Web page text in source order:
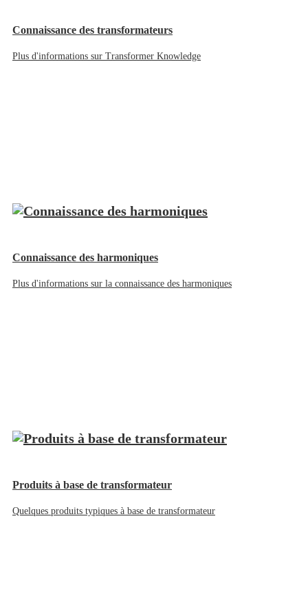
Connaissance des transformateurs
Plus d'informations sur Transformer Knowledge
Connaissance des harmoniques
Plus d'informations sur la connaissance des harmoniques
Produits à base de transformateur
Quelques produits typiques à base de transformateur